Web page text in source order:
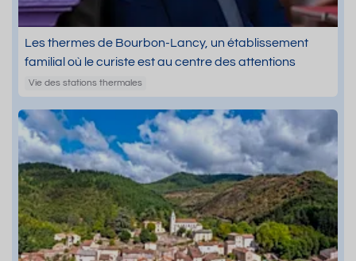
Les thermes de Bourbon-Lancy, un établissement
familial où le curiste est au centre des attentions
Vie des stations thermales